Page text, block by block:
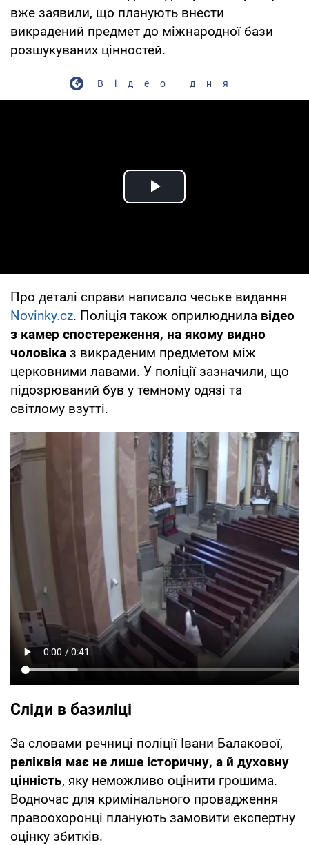
вже заявили, що планують внести
викрадений предмет до міжнародної бази
розшукуваних цінностей.
Відео дня
Play Video
Про деталі справи написало чеське видання
Novinky.cz. Поліція також оприлюднила відео
з камер спостереження, на якому видно
чоловіка з викраденим предметом між
церковними лавами. У поліції зазначили, що
підозрюваний був у темному одязі та
світлому взутті.
Сліди в базиліці
За словами речниці поліції Івани Балакової,
реліквія має не лише історичну, а й духовну
цінність, яку неможливо оцінити грошима.
Водночас для кримінального провадження
правоохоронці планують замовити експертну
оцінку збитків.